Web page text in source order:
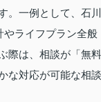
。一例として、石川
やライフプラン全般
際は、相談が「無料
な対応が可能な相談